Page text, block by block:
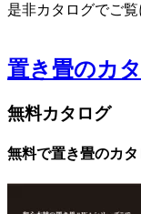
是非カタログでご覧
置き畳のカ
無料カタログ
無料で置き畳のカ